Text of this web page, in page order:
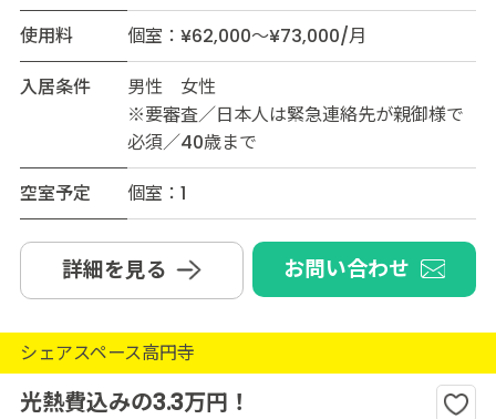
使用料
個室：¥62,000～¥73,000/月
入居条件
男性 女性
※要審査／日本人は緊急連絡先が親御様で
必須／40歳まで
空室予定
個室：1
詳細を見る お問い合わせ
シェアスペース高円寺
光熱費込みの3.3万円！